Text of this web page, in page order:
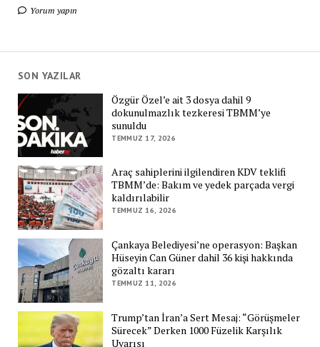
Yorum yapın
SON YAZILAR
Özgür Özel’e ait 3 dosya dahil 9
dokunulmazlık tezkeresi TBMM’ye
sunuldu
TEMMUZ 17, 2026
Araç sahiplerini ilgilendiren KDV teklifi
TBMM’de: Bakım ve yedek parçada vergi
kaldırılabilir
TEMMUZ 16, 2026
Çankaya Belediyesi’ne operasyon: Başkan
Hüseyin Can Güner dahil 36 kişi hakkında
gözaltı kararı
TEMMUZ 11, 2026
Trump’tan İran’a Sert Mesaj: “Görüşmeler
Sürecek” Derken 1000 Füzelik Karşılık
Uyarısı